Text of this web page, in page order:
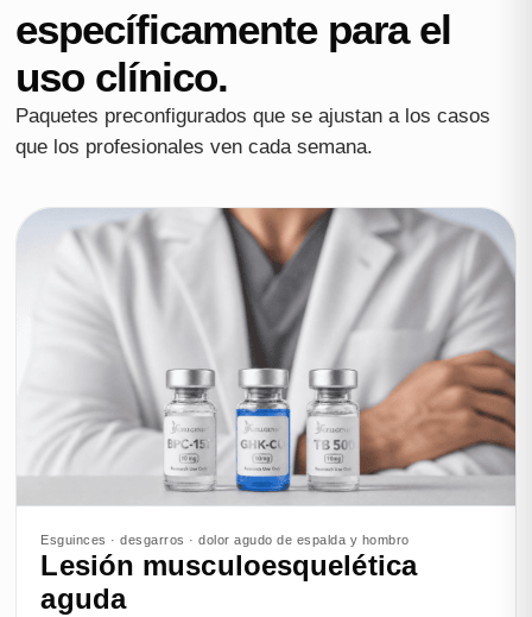
específicamente para el
uso clínico.
Paquetes preconfigurados que se ajustan a los casos
que los profesionales ven cada semana.
Esguinces · desgarros · dolor agudo de espalda y hombro
Lesión musculoesquelética
aguda